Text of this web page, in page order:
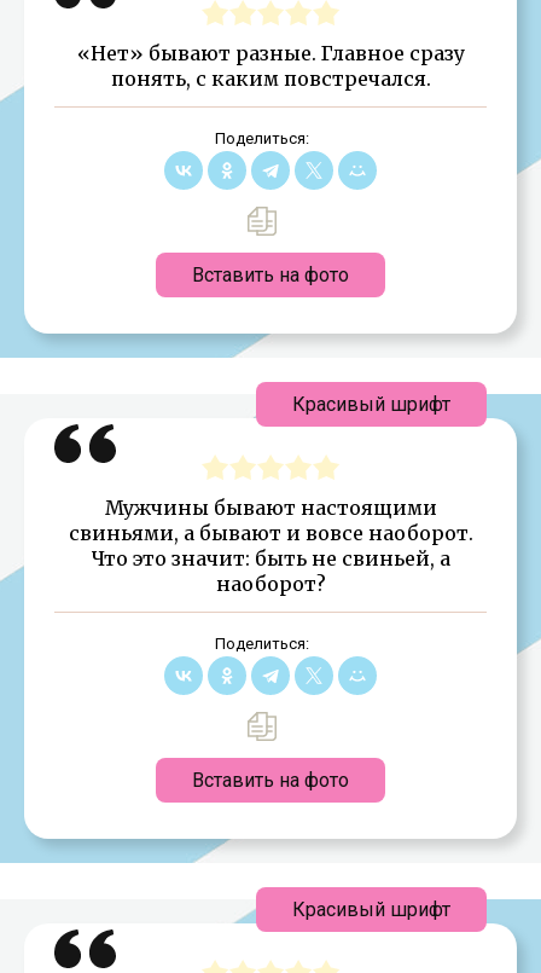
«Нет» бывают разные. Главное сразу
понять, с каким повстречался.
Поделиться:
Вставить на фото
Мужчины бывают настоящими
свиньями, а бывают и вовсе наоборот.
Что это значит: быть не свиньей, а
наоборот?
Поделиться:
Вставить на фото
Красивый шрифт
Красивый шрифт